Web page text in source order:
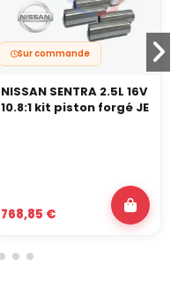
Sur commande
NISSAN SENTRA 2.5L 16V
10.8:1 kit piston forgé JE
768,85 €